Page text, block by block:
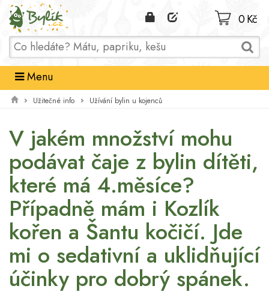
Domů
0 Kč
Menu
Užitečné info Užívání bylin u kojenců
V jakém množství mohu
podávat čaje z bylin dítěti,
které má 4.měsíce?
Případně mám i Kozlík
kořen a Šantu kočičí. Jde
mi o sedativní a uklidňující
účinky pro dobrý spánek.